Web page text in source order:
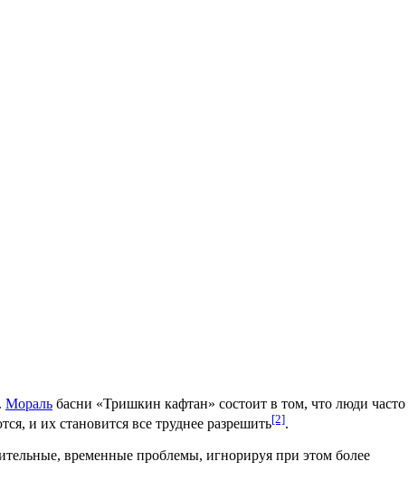
. Мораль басни «Тришкин кафтан» состоит в том, что люди часто
и их становится все труднее разрешить[2].
временные проблемы, игнорируя при этом более